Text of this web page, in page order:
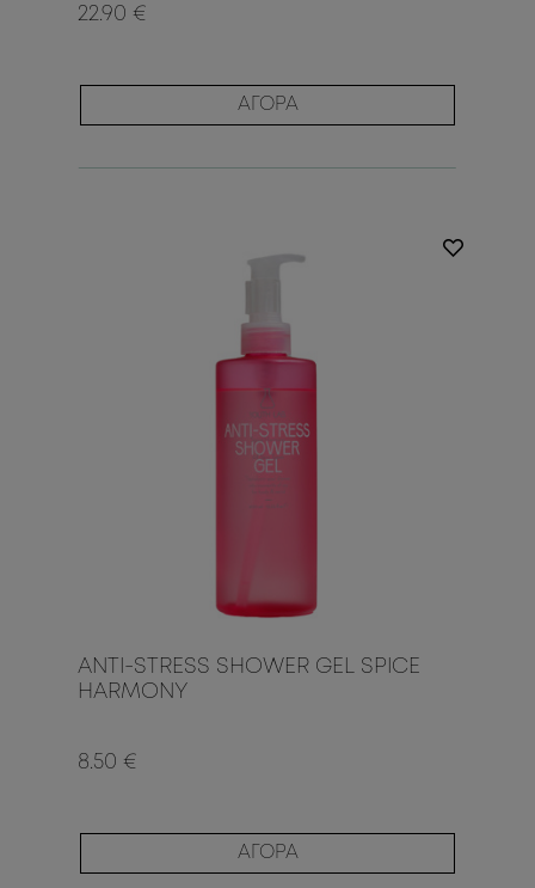
22.90 €
ΑΓΟΡΑ
ANTI-STRESS SHOWER GEL SPICE
HARMONY
8.50 €
ΑΓΟΡΑ